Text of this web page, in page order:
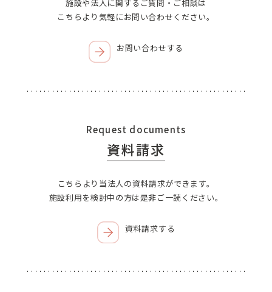
施設や法人に関するご質問・ご相談は
こちらより気軽にお問い合わせください。
お問い合わせする
Request documents
資料請求
こちらより当法人の資料請求ができます。
施設利用を検討中の方は是非ご一読ください。
資料請求する